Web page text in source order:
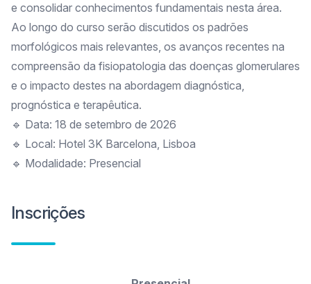
e consolidar conhecimentos fundamentais nesta área.
Ao longo do curso serão discutidos os padrões
morfológicos mais relevantes, os avanços recentes na
compreensão da fisiopatologia das doenças glomerulares
e o impacto destes na abordagem diagnóstica,
prognóstica e terapêutica.
🔹 Data: 18 de setembro de 2026
🔹 Local: Hotel 3K Barcelona, Lisboa
🔹 Modalidade: Presencial
Inscrições